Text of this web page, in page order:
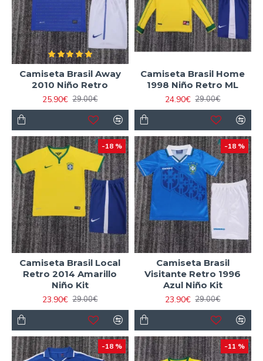
Camiseta Brasil Away
2010 Niño Retro
25.90€ 29.00€
Camiseta Brasil Home
1998 Niño Retro ML
24.90€ 29.00€
-18 %
Camiseta Brasil Local
Retro 2014 Amarillo
Niño Kit
23.90€ 29.00€
-18 %
Camiseta Brasil
Visitante Retro 1996
Azul Niño Kit
23.90€ 29.00€
-18 % -11 %